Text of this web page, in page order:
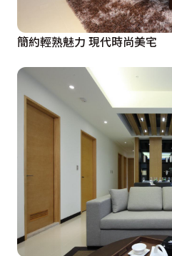
簡約輕熟魅力 現代時尚美宅